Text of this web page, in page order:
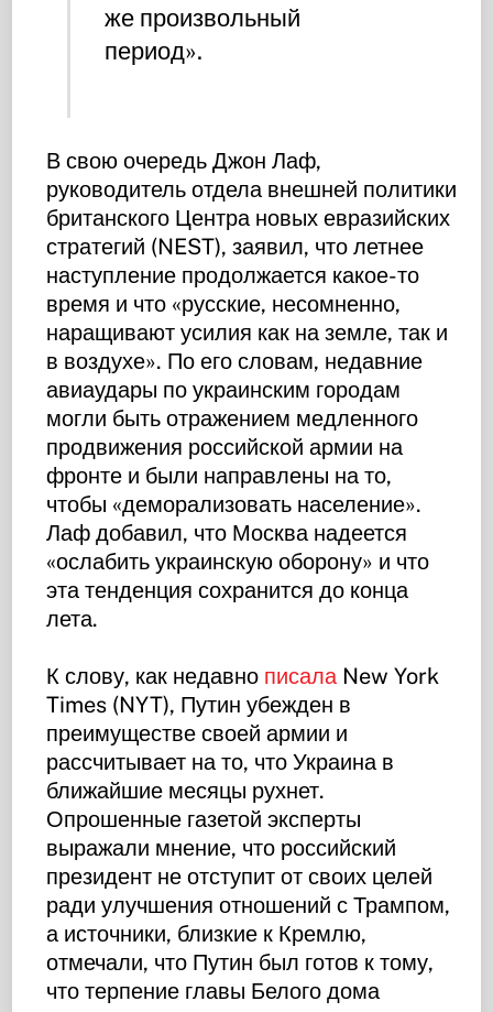
же произвольный
период».
В свою очередь Джон Лаф,
руководитель отдела внешней политики
британского Центра новых евразийских
стратегий (NEST), заявил, что летнее
наступление продолжается какое-то
время и что «русские, несомненно,
наращивают усилия как на земле, так и
в воздухе». По его словам, недавние
авиаудары по украинским городам
могли быть отражением медленного
продвижения российской армии на
фронте и были направлены на то,
чтобы «деморализовать население».
Лаф добавил, что Москва надеется
«ослабить украинскую оборону» и что
эта тенденция сохранится до конца
лета.
К слову, как недавно писалаNew York
Times (NYT), Путин убежден в
преимуществе своей армии и
рассчитывает на то, что Украина в
ближайшие месяцы рухнет.
Опрошенные газетой эксперты
выражали мнение, что российский
президент не отступит от своих целей
ради улучшения отношений с Трампом,
а источники, близкие к Кремлю,
отмечали, что Путин был готов к тому,
что терпение главы Белого дома